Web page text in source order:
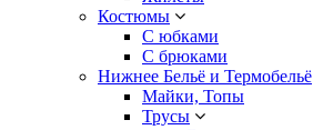
Костюмы
С юбками
С брюками
Нижнее Бельё и Термобельё
Майки, Топы
Трусы